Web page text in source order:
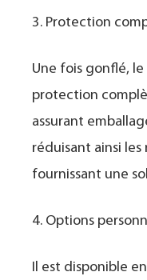
3. Protection
Une fois gonflé,
protection
assurant
réduisant ainsi
fournissant une
4. Options
Il est disponible